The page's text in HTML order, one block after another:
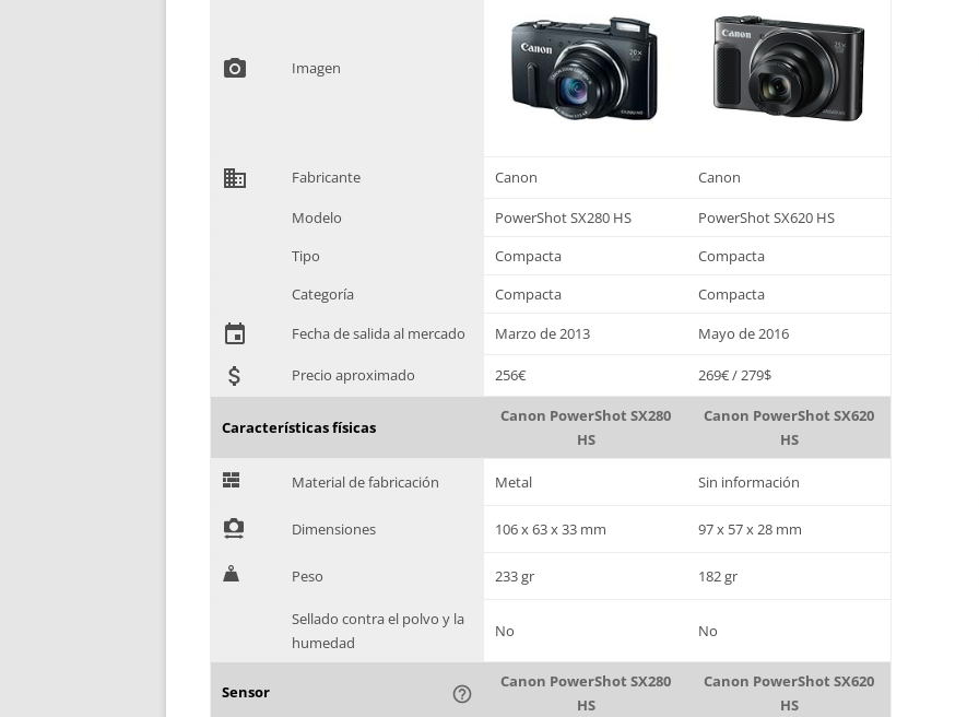
photo_camera Imagen
domain Fabricante Canon Canon
Modelo PowerShot SX280 HS
PowerShot SX620 HS
Tipo
Compacta
Compacta
Categoría
Compacta Compacta
event Fecha de salida al mercado Marzo de 2013 Mayo de 2016
attach_money Precio aproximado 256€ 269€ / 279$
Características físicas
Canon PowerShot SX280
HS
Canon PowerShot SX620
HS
G Material de fabricación Metal Sin información
! Dimensiones 106 x 63 x 33 mm 97 x 57 x 28 mm
H Peso 233 gr 182 gr
Sellado contra el polvo y la
humedad
No No
Sensor help_outline
Canon PowerShot SX280
HS
Canon PowerShot SX620
HS